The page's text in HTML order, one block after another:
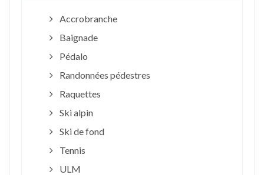
Accrobranche
Baignade
Pédalo
Randonnées pédestres
Raquettes
Ski alpin
Ski de fond
Tennis
ULM